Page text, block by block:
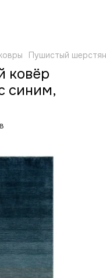
Пушистый
ковёр
синим,